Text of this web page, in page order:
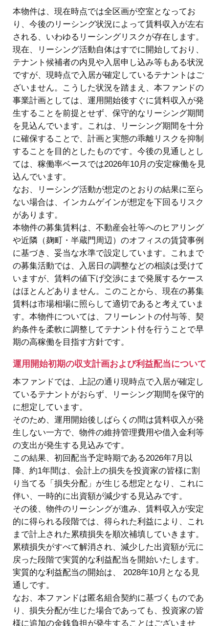
本物件は、現在時点では全区画が空室となってお
り、今後のリーシング状況によって賃料収入が左右
される、いわゆるリーシングリスクが存在します。
現在、リーシング活動自体はすでに開始しており、
テナント候補者の内見や入居申し込み等もある状況
ですが、現時点で入居が確定しているテナントはご
ざいません。こうした状況を踏まえ、本ファンドの
事業計画としては、運用開始後すぐに賃料収入が発
生することを前提とせず、保守的なリーシング期間
を見込んでいます。これは、リーシング期間を十分
に確保することで、計画と実態の乖離リスクを抑制
することを目的としたものです。今後の見通しとし
ては、稼働率ベースでは2026年10月の安定稼働を見
込んでいます。
なお、リーシング活動が想定のとおりの結果に至ら
ない場合は、インカムゲインが想定を下回るリスク
があります。
本物件の募集賃料は、不動産会社等へのヒアリング
や近隣（麹町・半蔵門周辺）のオフィスの賃貸事例
に基づき、妥当な水準で設定しています。これまで
の募集活動では、入居日の調整などの相談は受けて
いますが、賃料の値下げ交渉にまで発展するケース
はほとんどありません。このことから、現在の募集
賃料は市場相場に照らして適切であると考えていま
す。本物件については、フリーレントの付与等、契
約条件を柔軟に調整してテナント付を行うことで早
期の高稼働を目指す方針です。
運用開始初期の収支計画および利益配当について
本ファンドでは、上記の通り現時点で入居が確定し
ているテナントがおらず、リーシング期間を保守的
に想定しています。
そのため、運用開始後しばらくの間は賃料収入が発
生しない一方で、物件の維持管理費用や借入金利等
の支出が発生する見込みです。
この結果、初回配当予定時期である2026年7月以
降、約1年間は、会計上の損失を投資家の皆様に割
り当てる「損失分配」が生じる想定となり、これに
伴い、一時的に出資額が減少する見込みです。
その後、物件のリーシングが進み、賃料収入が安定
的に得られる段階では、得られた利益により、これ
まで計上された累積損失を順次補填していきます。
累積損失がすべて解消され、減少した出資額が元に
戻った段階で実質的な利益配当を開始いたします。
実質的な利益配当の開始は、 2028年10月となる見
通しです。
なお、本ファンドは匿名組合契約に基づくものであ
り、損失分配が生じた場合であっても、投資家の皆
様に追加の金銭負担が発生することはございませ